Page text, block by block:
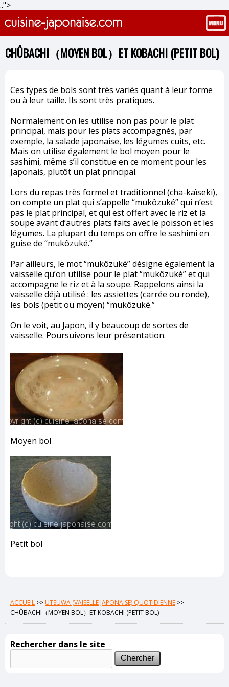
..">
CHÛBACHI（MOYEN BOL）ET KOBACHI (PETIT BOL)
Ces types de bols sont très variés quant à leur forme
ou à leur taille. Ils sont très pratiques.
Normalement on les utilise non pas pour le plat
principal, mais pour les plats accompagnés, par
exemple, la salade japonaise, les légumes cuits, etc.
Mais on utilise également le bol moyen pour le
sashimi, même s’il constitue en ce moment pour les
Japonais, plutôt un plat principal.
Lors du repas très formel et traditionnel (cha-kaïseki),
on compte un plat qui s’appelle “mukôzuké” qui n’est
pas le plat principal, et qui est offert avec le riz et la
soupe avant d’autres plats faits avec le poisson et les
légumes. La plupart du temps on offre le sashimi en
guise de “mukôzuké.”
Par ailleurs, le mot “mukôzuké” désigne également la
vaisselle qu’on utilise pour le plat “mukôzuké” et qui
accompagne le riz et à la soupe. Rappelons ainsi la
vaisselle déjà utilisé : les assiettes (carrée ou ronde),
les bols (petit ou moyen) “mukôzuké.”
On le voit, au Japon, il y beaucoup de sortes de
vaisselle. Poursuivons leur présentation.
Moyen bol
Petit bol
ACCUEIL >>UTSUWA (VAISELLE JAPONAISE) QUOTIDIENNE >>
CHÛBACHI（MOYEN BOL）ET KOBACHI (PETIT BOL)
Rechercher dans le site